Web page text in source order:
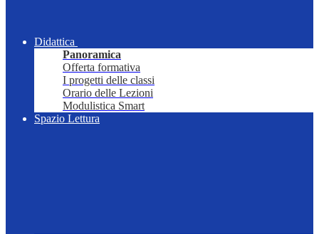
Didattica
Panoramica
Offerta formativa
I progetti delle classi
Orario delle Lezioni
Modulistica Smart
Spazio Lettura